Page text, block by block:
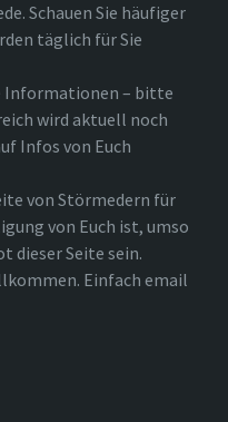
Schauen Sie häufiger
täglich für Sie
Informationen – bitte
wird aktuell noch
Infos von Euch
von Störmedern für
von Euch ist, umso
dieser Seite sein.
Einfach email